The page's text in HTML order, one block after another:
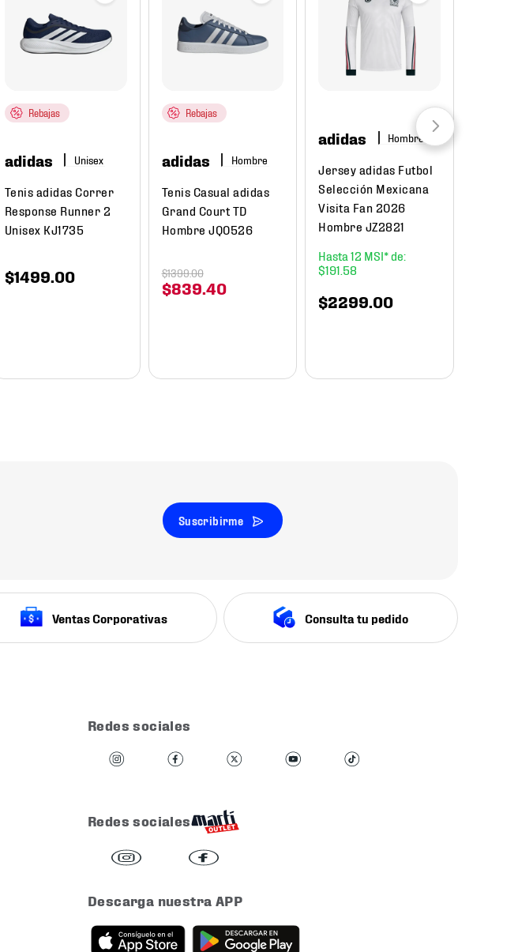
Rebajas
adidas
Tenis adidas Correr
Response Runner 2
Unisex KJ1735
$1499 00
Rebajas
adidas Hombre
Tenis Casual adidas
Grand Court TD
Hombre JQ0526
$839 40
$1399.00
adidas Hombre
Jersey adidas Futbol
Selección Mexicana
Visita Fan 2026
Hombre JZ2821
12
$191 58
$2299 00
Suscribirme
Ventas Corporativas Consulta tu pedido
Redes sociales
Redes sociales
Descarga nuestra APP